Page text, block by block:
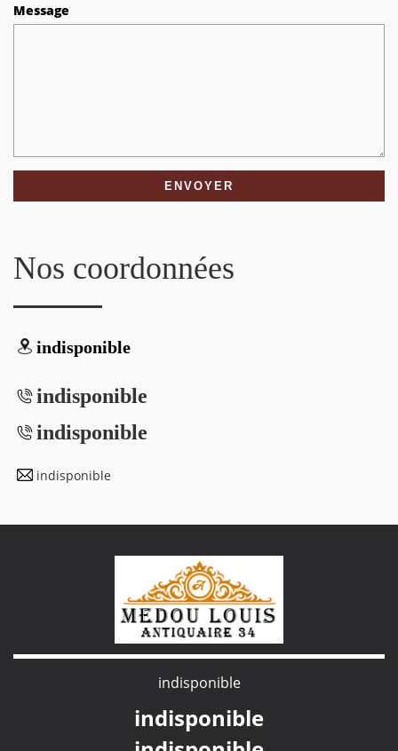
Message
Nos coordonnées
indisponible
indisponible
indisponible
indisponible
indisponible
indisponible